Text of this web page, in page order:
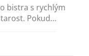
bistra s rychlým
Pokud…